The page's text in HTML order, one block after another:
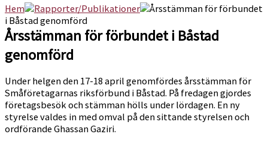
Hem
Rapporter/Publikationer
Årsstämman för förbundet
i Båstad genomförd
Årsstämman för förbundet i Båstad
genomförd
Under helgen den 17-18 april genomfördes årsstämman för
Småföretagarnas riksförbund i Båstad. På fredagen gjordes
företagsbesök och stämman hölls under lördagen. En ny
styrelse valdes in med omval på den sittande styrelsen och
ordförande Ghassan Gaziri.